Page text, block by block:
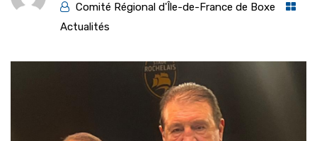
Comité Régional d'Île-de-France de Boxe
Actualités